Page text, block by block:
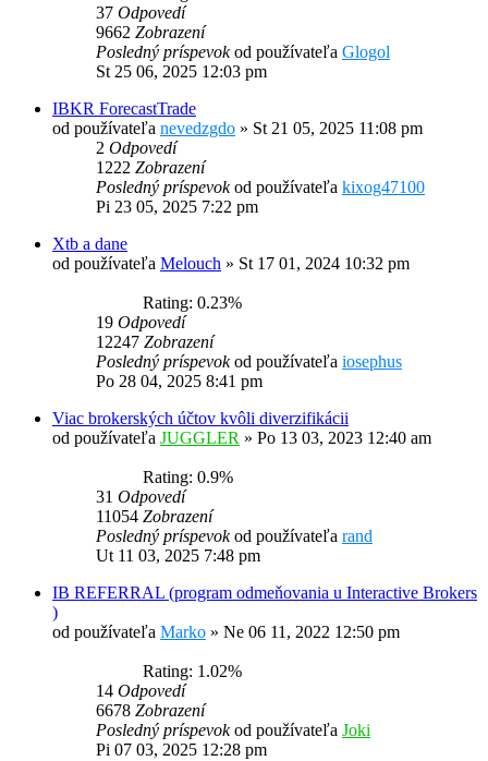
37 Odpovedí
9662 Zobrazení
Posledný príspevokod používateľa Glogol
St 25 06, 2025 12:03 pm
IBKR ForecastTrade
od používateľa nevedzgdo » St 21 05, 2025 11:08 pm
2 Odpovedí
1222 Zobrazení
Posledný príspevokod používateľa kixog47100
Pi 23 05, 2025 7:22 pm
Xtb a dane
od používateľa Melouch » St 17 01, 2024 10:32 pm
Rating: 0.23%
19 Odpovedí
12247 Zobrazení
Posledný príspevokod používateľa iosephus
Po 28 04, 2025 8:41 pm
Viac brokerských účtov kvôli diverzifikácii
od používateľa JUGGLER » Po 13 03, 2023 12:40 am
Rating: 0.9%
31 Odpovedí
11054 Zobrazení
Posledný príspevokod používateľa rand
Ut 11 03, 2025 7:48 pm
IB REFERRAL (program odmeňovania u Interactive Brokers
)
od používateľa Marko » Ne 06 11, 2022 12:50 pm
Rating: 1.02%
14 Odpovedí
6678 Zobrazení
Posledný príspevokod používateľa Joki
Pi 07 03, 2025 12:28 pm